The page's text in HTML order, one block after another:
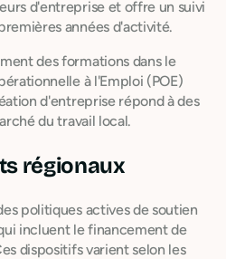
d'entreprise et offre un suivi
années d'activité.
des formations dans le
à l'Emploi (POE)
d'entreprise répond à des
du travail local.
régionaux
politiques actives de soutien
incluent le financement de
dispositifs varient selon les